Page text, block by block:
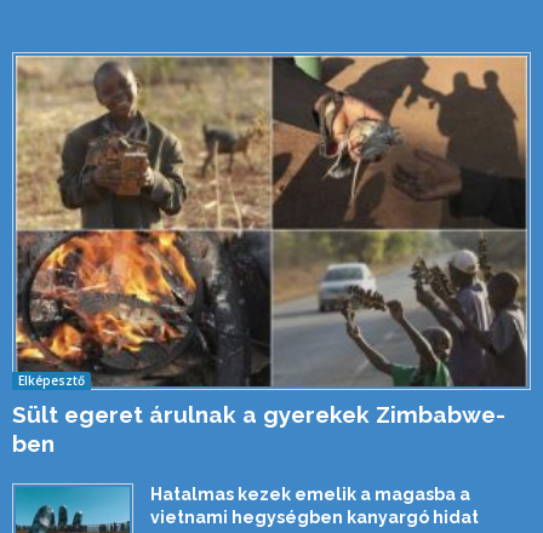
Elképesztő
Sült egeret árulnak a gyerekek Zimbabwe-
ben
Hatalmas kezek emelik a magasba a
vietnami hegységben kanyargó hidat